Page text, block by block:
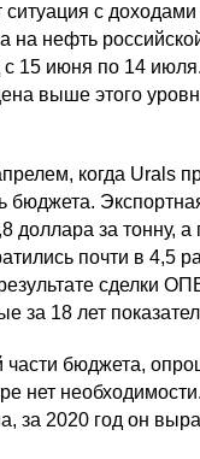
с
на нефть
15 июня по 14
выше этого
когда Urals
бюджета.
доллара за тонну,
почти в 4,5
сделки
за 18 лет
бюджета,
нет
за 2020 год он